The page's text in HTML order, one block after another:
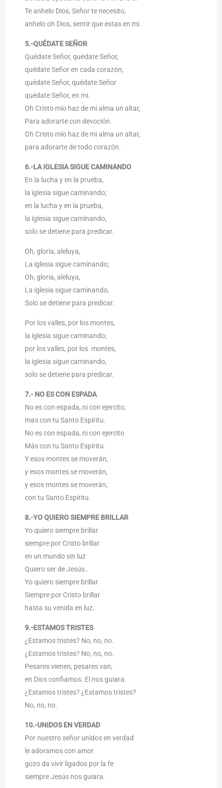
Te anhelo Dios, Señor te necesito,
anhelo oh Dios, sentir que estas en mi.
5.-QUÉDATE SEÑOR
Quédate Señor, quédate Señor,
quédate Señor en cada corazón;
quédate Señor, quédate Señor
quédate Señor, en mi.
Oh Cristo mío haz de mi alma un altar,
Para adorarte con devoción.
Oh Cristo mío haz de mi alma un altar,
para adorarte de todo corazón.
6.-LA IGLESIA SIGUE CAMINANDO
En la lucha y en la prueba,
la iglesia sigue caminando;
en la lucha y en la prueba,
la iglesia sigue caminando,
solo se detiene para predicar.
Oh, gloria, aleluya,
La iglesia sigue caminando;
Oh, gloria, aleluya,
La iglesia sigue caminando,
Solo se detiene para predicar.
Por los valles, por los montes,
la iglesia sigue caminando;
por los valles, por los montes,
la iglesia sigue caminando,
solo se detiene para predicar.
7.- NO ES CON ESPADA
No es con espada, ni con ejercito,
mas con tu Santo Espíritu.
No es con espada, ni con ejercito
Más con tu Santo Espíritu.
Y esos montes se moverán,
y esos montes se moverán,
y esos montes se moverán,
con tu Santo Espíritu.
8.-YO QUIERO SIEMPRE BRILLAR
Yo quiero siempre brillar
siempre por Cristo brillar
en un mundo sin luz
Quiero ser de Jesús .
Yo quiero siempre brillar
Siempre por Cristo brillar
hasta su venida en luz.
9.-ESTAMOS TRISTES
¿Estamos tristes? No, no, no.
¿Estamos tristes? No, no, no.
Pesares vienen, pesares van,
en Dios confiamos. El nos guiara.
¿Estamos tristes? ¿Estamos tristes?
No, no, no.
10.-UNIDOS EN VERDAD
Por nuestro señor unidos en verdad
le adoramos con amor
gozo da vivir ligados por la fe
siempre Jesús nos guiara.